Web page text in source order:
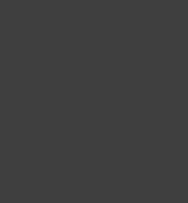
zoektips.
zoektips.